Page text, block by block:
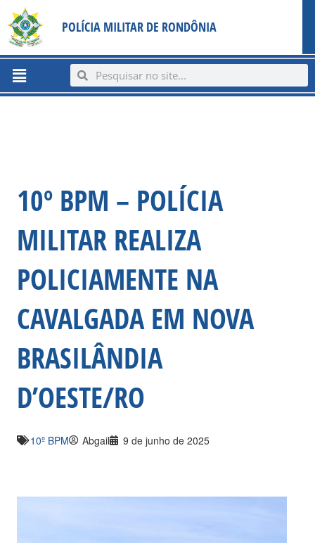
content
para
conteúdo
POLÍCIA MILITAR DE RONDÔNIA
Menu SearchSearch
10º BPM – POLÍCIA
MILITAR REALIZA
POLICIAMENTE NA
CAVALGADA EM NOVA
BRASILÂNDIA
D’OESTE/RO
10º BPM Abgail 9 de junho de 2025